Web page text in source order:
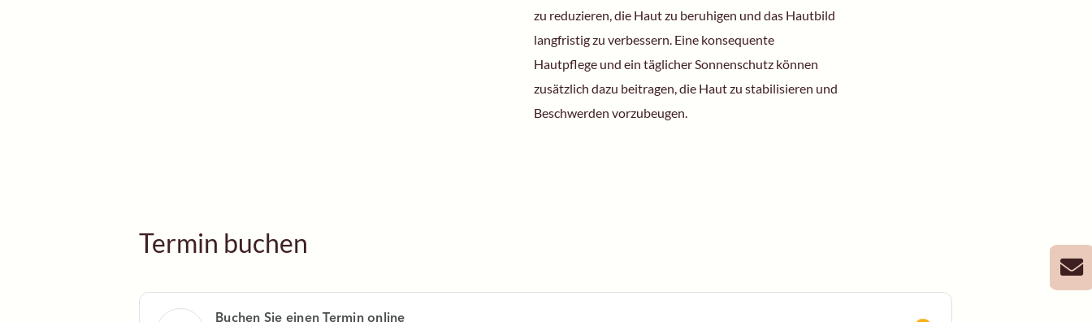
zu reduzieren, die Haut zu beruhigen und das Hautbild
langfristig zu verbessern. Eine konsequente
Hautpflege und ein täglicher Sonnenschutz können
zusätzlich dazu beitragen, die Haut zu stabilisieren und
Beschwerden vorzubeugen.
Termin buchen